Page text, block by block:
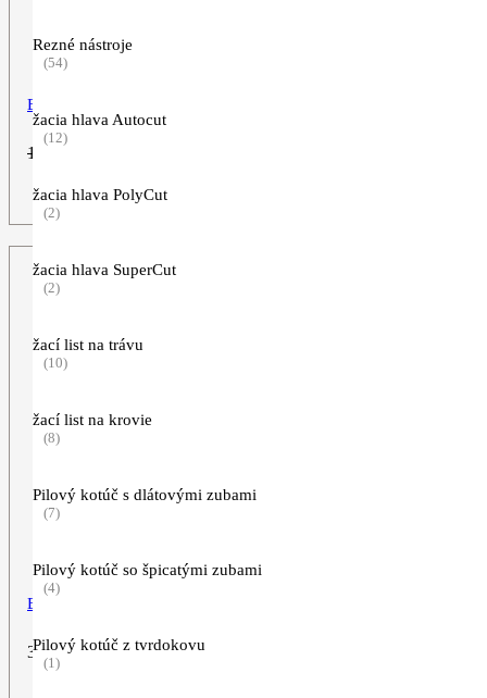
Batoh STIHL tyrkysový „Fircone“
19,90
bola: je:
ZOBRAZIŤ VIAC
Bavlnená taška
3,29€
Rezné nástroje
(54)
žacia hlava Autocut
(12)
žacia hlava PolyCut
(2)
žacia hlava SuperCut
(2)
žací list na trávu
(10)
žací list na krovie
(8)
Pilový kotúč s dlátovými zubami
(7)
Pilový kotúč so špicatými zubami
(4)
Pilový kotúč z tvrdokovu
(1)